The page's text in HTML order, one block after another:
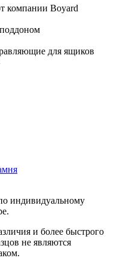
компании Boyard
для ящиков
индивидуальному
и более быстрого
не являются